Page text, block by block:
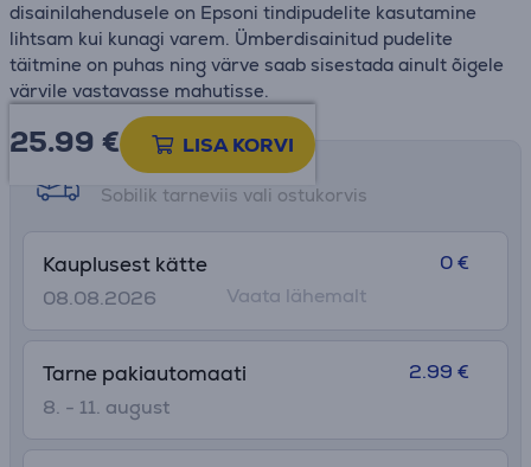
disainilahendusele on Epsoni tindipudelite kasutamine
lihtsam kui kunagi varem. Ümberdisainitud pudelite
täitmine on puhas ning värve saab sisestada ainult õigele
värvile vastavasse mahutisse.
25.99 € LISA KORVI
Tarne võimalused
Sobilik tarneviis vali ostukorvis
Kauplusest kätte
08.08.2026
0 €
Vaata lähemalt
Tarne pakiautomaati
8. - 11. august
2.99 €